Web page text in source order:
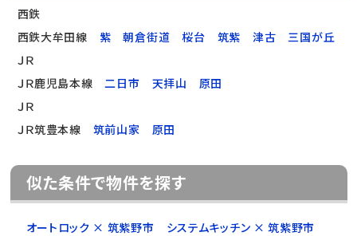
西鉄
西鉄大牟田線
紫 朝倉街道 桜台 筑紫 津古
三国が丘
ＪＲ
ＪＲ鹿児島本線
二日市 天拝山
原田
ＪＲ
ＪＲ筑豊本線
筑前山家 原田
似た条件で物件を探す
オートロック × 筑紫野市
システムキッチン × 筑紫野市